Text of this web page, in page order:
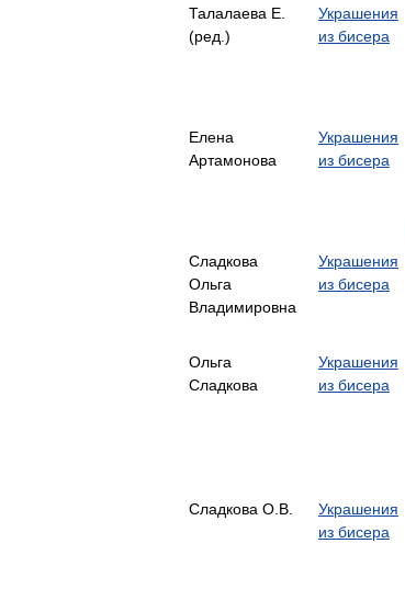
Талалаева Е.
(ред.)
Украшения
из бисера
Елена
Артамонова
Украшения
из бисера
Сладкова
Ольга
Владимировна
Украшения
из бисера
Ольга
Сладкова
Украшения
из бисера
Сладкова О.В.
Украшения
из бисера